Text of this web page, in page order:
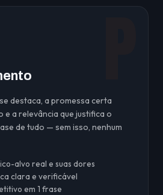
destaca, a promessa certa
e a relevância que justifica o
de tudo — sem isso, nenhum
alvo real e suas dores
clara e verificável
em 1 frase